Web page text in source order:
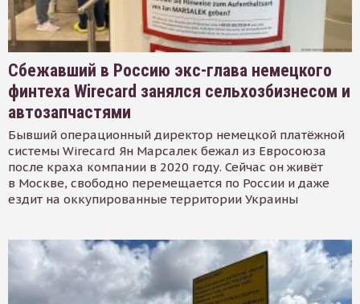
Сбежавший в Россию экс-глава немецкого
финтеха Wirecard занялся сельхозбизнесом и
автозапчастями
Бывший операционный директор немецкой платёжной
системы Wirecard Ян Марсалек бежал из Евросоюза
после краха компании в 2020 году. Сейчас он живёт
в Москве, свободно перемещается по России и даже
ездит на оккупированные территории Украины